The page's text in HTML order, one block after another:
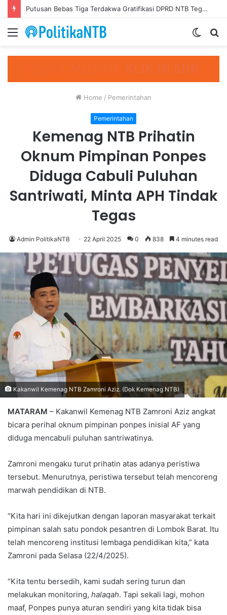
Putusan Bebas Tiga Terdakwa Gratifikasi DPRD NTB Tegaskan Keadilan Berdasarkan Fakta Persidangan
Menu
Switch
Home / Pemerintahan
Pemerintahan
Kemenag NTB Prihatin
Oknum Pimpinan Ponpes
Diduga Cabuli Puluhan
Santriwati, Minta APH Tindak
Tegas
Admin PolitikaNTB 22 April 2025 0 838 4 minutes read
Kakanwil Kemenag NTB Zamroni Aziz. (Dok Kemenag NTB)
MATARAM – Kakanwil Kemenag NTB Zamroni Aziz angkat
bicara perihal oknum pimpinan ponpes inisial AF yang
diduga mencabuli puluhan santriwatinya.
Zamroni mengaku turut prihatin atas adanya peristiwa
tersebut. Menurutnya, peristiwa tersebut telah mencoreng
marwah pendidikan di NTB.
“Kita hari ini dikejutkan dengan laporan masyarakat terkait
pimpinan salah satu pondok pesantren di Lombok Barat. Itu
telah mencoreng institusi lembaga pendidikan kita,” kata
Zamroni pada Selasa (22/4/2025).
“Kita tentu bersedih, kami sudah sering turun dan
melakukan monitoring, halaqah. Tapi sekali lagi, mohon
maaf, Ponpes punya aturan sendiri yang kita tidak bisa